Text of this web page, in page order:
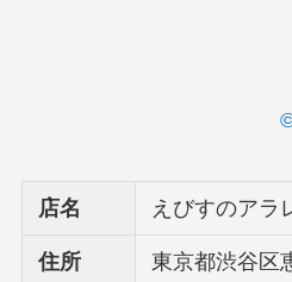
店名 えびすのアラ
住所
東京都渋谷区